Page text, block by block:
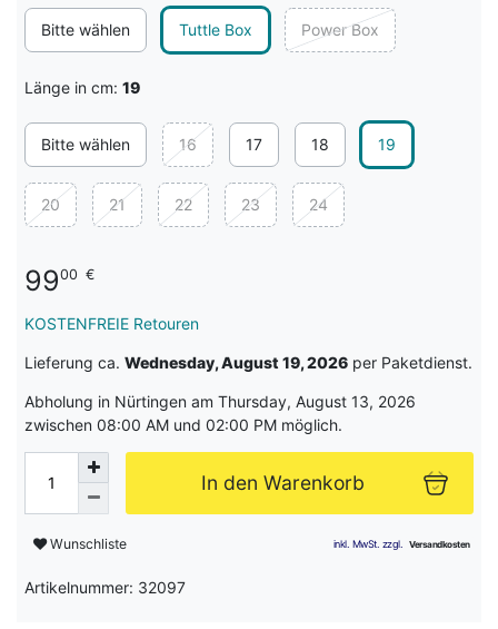
Bitte wählen Tuttle Box Power Box
Länge in cm: 19
Bitte wählen 16 17 18 19
20 21 22 23 24
9900 €
KOSTENFREIE Retouren
Lieferung ca. Wednesday, August 19, 2026 per Paketdienst.
Abholung in Nürtingen am Thursday, August 13, 2026
zwischen 08:00 AM und 02:00 PM möglich.
In den Warenkorb
Wunschliste
Artikelnummer: 32097